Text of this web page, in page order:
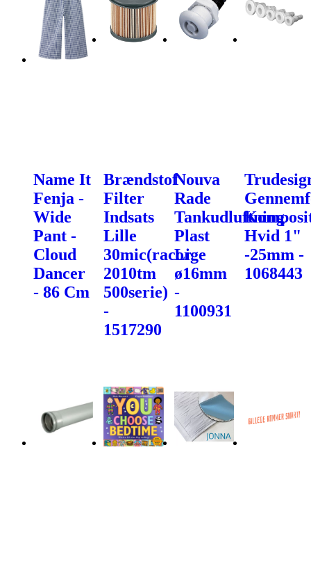
Name It
Fenja -
Wide
Pant -
Cloud
Dancer
- 86 Cm
Brændstof
Filter
Indsats
Lille
30mic(racor
2010tm
500serie)
-
1517290
Nouva
Rade
Tankudluftning
Plast
Lige
ø16mm
-
1100931
Hvid 1"
-25mm -
1068443